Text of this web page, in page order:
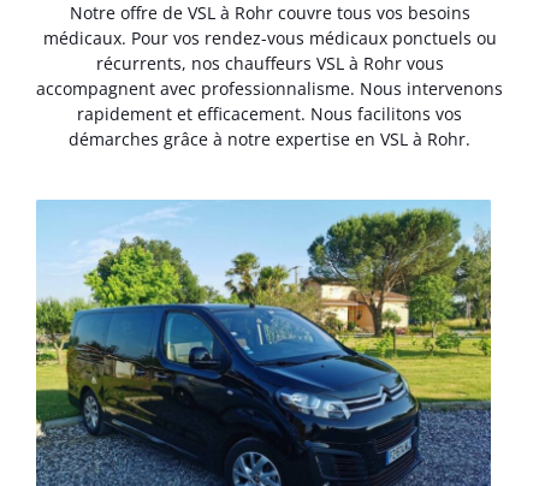
Notre offre de VSL à Rohr couvre tous vos besoins
médicaux. Pour vos rendez-vous médicaux ponctuels ou
récurrents, nos chauffeurs VSL à Rohr vous
accompagnent avec professionnalisme. Nous intervenons
rapidement et efficacement. Nous facilitons vos
démarches grâce à notre expertise en VSL à Rohr.